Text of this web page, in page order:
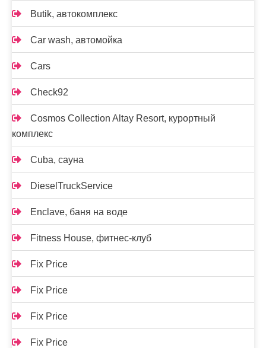
Butik, автокомплекс
Car wash, автомойка
Cars
Check92
Cosmos Collection Altay Resort, курортный
комплекс
Cuba, сауна
DieselTruckService
Enclave, баня на воде
Fitness House, фитнес-клуб
Fix Price
Fix Price
Fix Price
Fix Price